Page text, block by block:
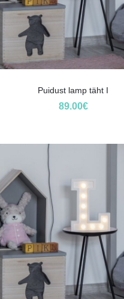
Puidust lamp täht I
89.00€